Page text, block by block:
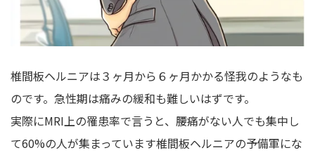
椎間板ヘルニアは３ヶ月から６ヶ月かかる怪我のようなも
のです。急性期は痛みの緩和も難しいはずです。
実際にMRI上の罹患率で言うと、腰痛がない人でも集中し
て60%の人が集まっています椎間板ヘルニアの予備軍にな